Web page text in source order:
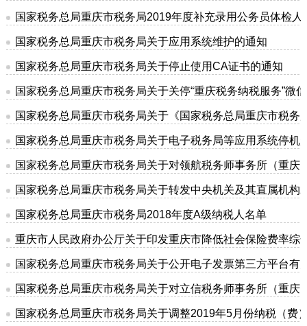
国家税务总局重庆市税务局2019年度补充录用公务员体检人
国家税务总局重庆市税务局关于应用系统维护的通知
国家税务总局重庆市税务局关于停止使用CA证书的通知
国家税务总局重庆市税务局关于关停“重庆税务纳税服务”微
国家税务总局重庆市税务局关于《国家税务总局重庆市税
国家税务总局重庆市税务局关于电子税务局等应用系统停机
国家税务总局重庆市税务局关于对领航税务师事务所（重
国家税务总局重庆市税务局关于转发中央机关及其直属机构
国家税务总局重庆市税务局2018年度A级纳税人名单
重庆市人民政府办公厅关于印发重庆市降低社会保险费率综
国家税务总局重庆市税务局关于公开电子发票第三方平台有
国家税务总局重庆市税务局关于对立信税务师事务所（重庆
国家税务总局重庆市税务局关于调整2019年5月份纳税（费